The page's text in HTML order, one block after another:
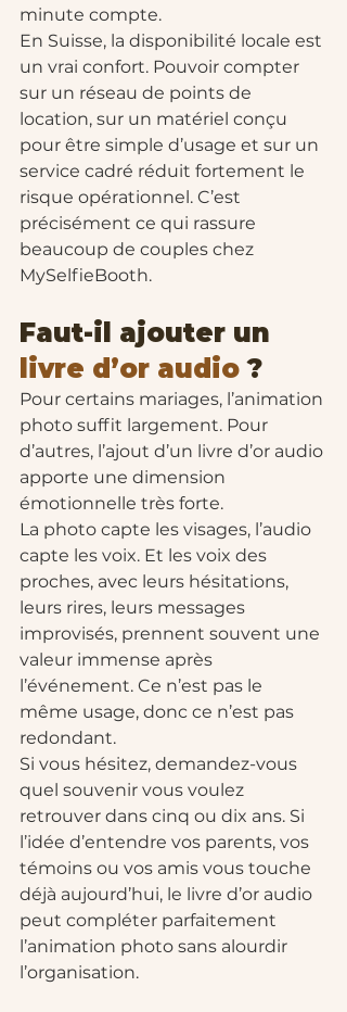
minute compte.
En Suisse, la disponibilité locale est
un vrai confort. Pouvoir compter
sur un réseau de points de
location, sur un matériel conçu
pour être simple d’usage et sur un
service cadré réduit fortement le
risque opérationnel. C’est
précisément ce qui rassure
beaucoup de couples chez
MySelfieBooth.
Faut-il ajouter un
livre d’or audio ?
Pour certains mariages, l’animation
photo suffit largement. Pour
d’autres, l’ajout d’un livre d’or audio
apporte une dimension
émotionnelle très forte.
La photo capte les visages, l’audio
capte les voix. Et les voix des
proches, avec leurs hésitations,
leurs rires, leurs messages
improvisés, prennent souvent une
valeur immense après
l’événement. Ce n’est pas le
même usage, donc ce n’est pas
redondant.
Si vous hésitez, demandez-vous
quel souvenir vous voulez
retrouver dans cinq ou dix ans. Si
l’idée d’entendre vos parents, vos
témoins ou vos amis vous touche
déjà aujourd’hui, le livre d’or audio
peut compléter parfaitement
l’animation photo sans alourdir
l’organisation.